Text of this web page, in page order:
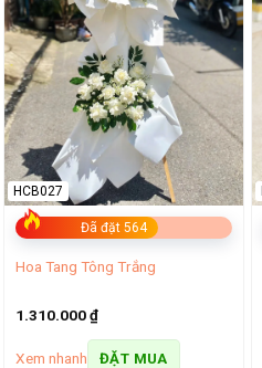
Đã đặt 564
HCB027
Hoa Tang Tông Trắng
1.310.000₫
Xem nhanh ĐẶT MUA